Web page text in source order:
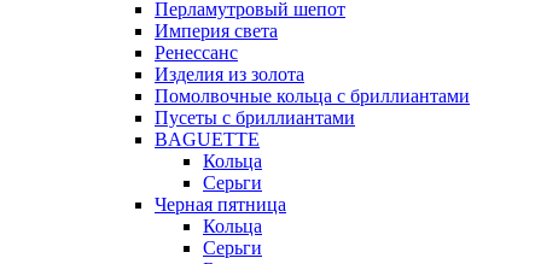
Перламутровый шепот
Империя света
Ренессанс
Изделия из золота
Помолвочные кольца с бриллиантами
Пусеты с бриллиантами
BAGUETTE
Кольца
Серьги
Черная пятница
Кольца
Серьги